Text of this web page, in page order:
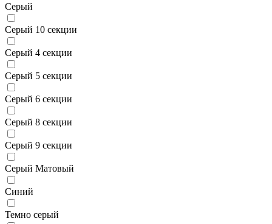
Серый
Серый 10 секции
Серый 4 секции
Серый 5 секции
Серый 6 секции
Серый 8 секции
Серый 9 секции
Серый Матовый
Синий
Темно серый